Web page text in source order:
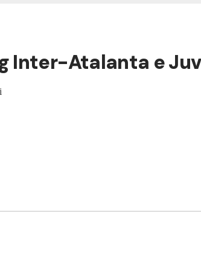
Inter-Atalanta e